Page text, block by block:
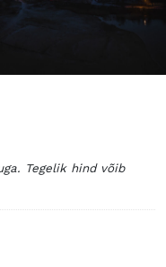
Tegelik hind võib